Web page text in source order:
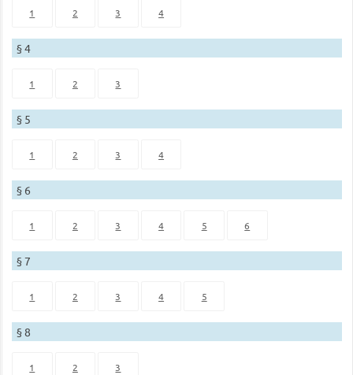
1 2 3 4
§ 4
1 2 3
§ 5
1 2 3 4
§ 6
1 2 3 4 5 6
§ 7
1 2 3 4 5
§ 8
1 2 3